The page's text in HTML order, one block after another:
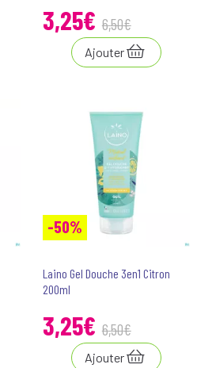
3,25€ 6,50€
Ajouter
-50%
Laino Gel Douche 3en1 Citron
200ml
3,25€ 6,50€
Ajouter